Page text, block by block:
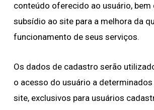
conteúdo oferecido ao usuário, bem
subsídio ao site para a melhora da
funcionamento de seus serviços.
Os dados de cadastro serão
o acesso do usuário a
site, exclusivos para usuários